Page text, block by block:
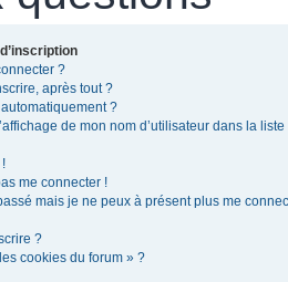
?
après tout ?
?
de mon nom d’utilisateur dans la liste
me connecter !
mais je ne peux à présent plus me
?
cookies du forum » ?